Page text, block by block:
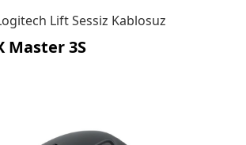
Lift Sessiz Kablosuz
Master 3S